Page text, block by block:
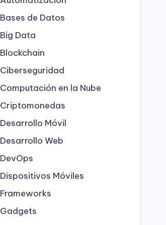
Bases de Datos
Big Data
Blockchain
Ciberseguridad
Computación en la Nube
Criptomonedas
Desarrollo Móvil
Desarrollo Web
DevOps
Dispositivos Móviles
Frameworks
Gadgets